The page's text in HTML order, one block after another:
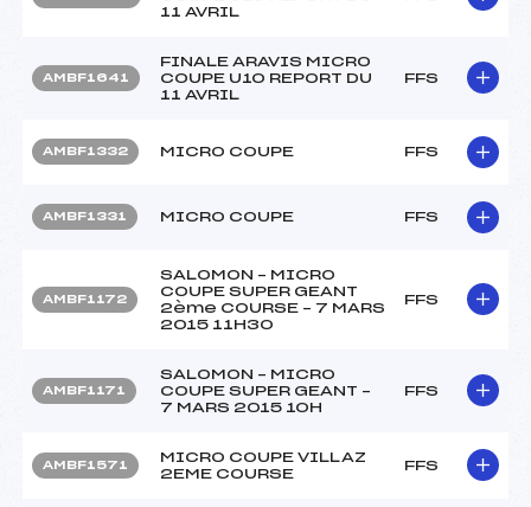
11 AVRIL
AMBF1641
FINALE ARAVIS MICRO
COUPE U10 REPORT DU
11 AVRIL
FFS
AMBF1332 MICRO COUPE FFS
AMBF1331 MICRO COUPE FFS
AMBF1172
SALOMON – MICRO
COUPE SUPER GEANT
2ème COURSE – 7 MARS
2015 11H30
FFS
AMBF1171
SALOMON – MICRO
COUPE SUPER GEANT –
7 MARS 2015 10H
FFS
AMBF1571
MICRO COUPE VILLAZ
2EME COURSE
FFS